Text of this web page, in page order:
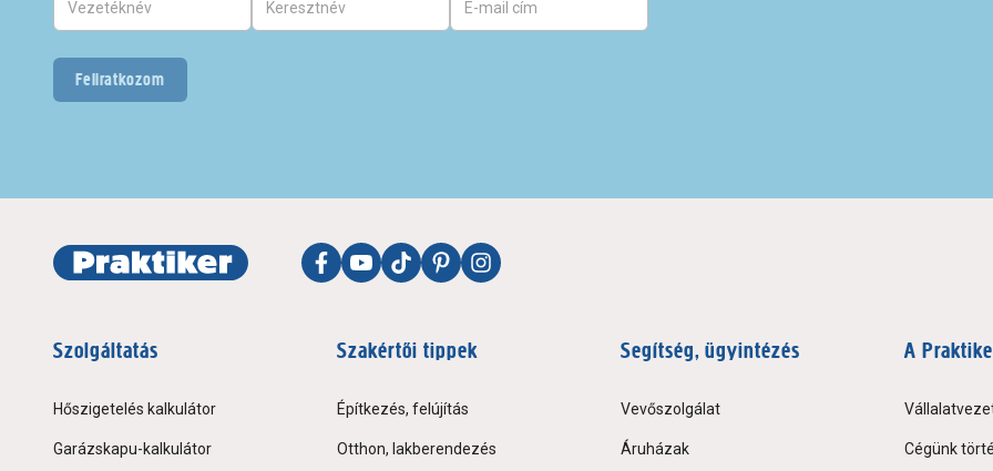
Feliratkozom
Szolgáltatás
Hőszigetelés kalkulátor
Garázskapu-kalkulátor
Szakértői tippek
Építkezés, felújítás
Otthon, lakberendezés
Segítség, ügyintézés
Vevőszolgálat
Áruházak
A
Cégünk